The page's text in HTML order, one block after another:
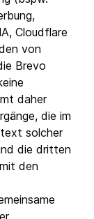
Cloudflare
von
Brevo
daher
die im
solcher
die dritten
den